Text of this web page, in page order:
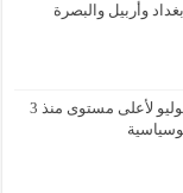
وأربيل والبصرة
“الفاو”: ارتفاع أسعار الغذاء في يوليو لأعلى مستوى منذ 3